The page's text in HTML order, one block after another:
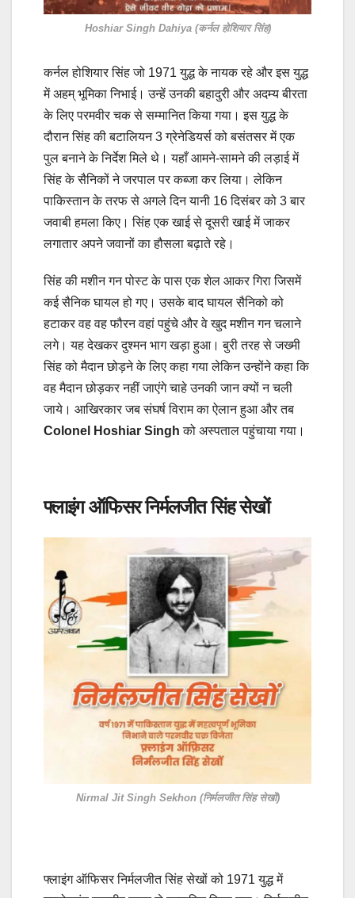
Hoshiar Singh Dahiya (कर्नल होशियार सिंह)
कर्नल होशियार सिंह जो 1971 युद्ध के नायक रहे और इस युद्ध
में अहम् भूमिका निभाई। उन्हें उनकी बहादुरी और अदम्य बीरता
के लिए परमवीर चक से सम्मानित किया गया। इस युद्ध के
दौरान सिंह की बटालियन 3 ग्रेनेडियर्स को बसंतसर में एक
पुल बनाने के निर्देश मिले थे। यहाँ आमने-सामने की लड़ाई में
सिंह के सैनिकों ने जरपाल पर कब्‍जा कर लिया। लेकिन
पाकिस्तान के तरफ से अगले दिन यानी 16 दिसंबर को 3 बार
जवाबी हमला किए। सिंह एक खाई से दूसरी खाई में जाकर
लगातार अपने जवानों का हौसला बढ़ाते रहे।
सिंह की मशीन गन पोस्‍ट के पास एक शेल आकर गिरा जिसमें
कई सैनिक घायल हो गए। उसके बाद घायल सैनिको को
हटाकर वह वह फौरन वहां पहुंचे और वे खुद मशीन गन चलाने
लगे। यह देखकर दुश्‍मन भाग खड़ा हुआ। बुरी तरह से जख्‍मी
सिंह को मैदान छोड़ने के लिए कहा गया लेकिन उन्होंने कहा कि
वह मैदान छोड़कर नहीं जाएंगे चाहे उनकी जान क्यों न चली
जाये। आखिरकार जब संघर्ष विराम का ऐलान हुआ और तब
Colonel Hoshiar Singh को अस्‍पताल पहुंचाया गया।
फ्लाइंग ऑफिसर निर्मलजीत सिंह सेखों
Nirmal Jit Singh Sekhon (निर्मलजीत सिंह सेखों)
फ्लाइंग ऑफिसर निर्मलजीत सिंह सेखों को 1971 युद्ध में